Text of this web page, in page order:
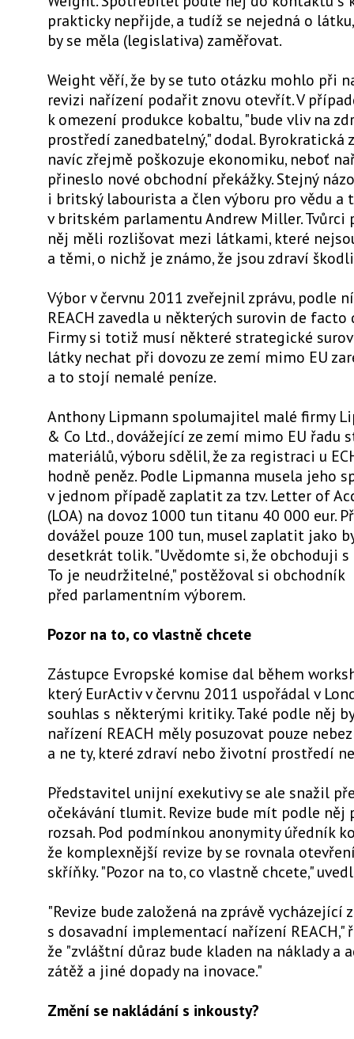
prakticky nepřijde, a tudíž se nejedná o
by se měla (legislativa) zaměřovat.
Weight věří, že by se tuto otázku mohlo při
revizi nařízení podařit znovu otevřít. V
k omezení produkce kobaltu, "bude vliv na
prostředí zanedbatelný," dodal. Byrokratická
navíc zřejmě poškozuje ekonomiku, neboť
přineslo nové obchodní překážky. Stejný
i britský labourista a člen výboru pro vědu a
v britském parlamentu Andrew Miller.
něj měli rozlišovat mezi látkami, které
a těmi, o nichž je známo, že jsou zdraví
Výbor v červnu 2011 zveřejnil zprávu, podle
REACH zavedla u některých surovin de facto
Firmy si totiž musí některé strategické
látky nechat při dovozu ze zemí mimo EU
a to stojí nemalé peníze.
Anthony Lipmann spolumajitel malé firmy
& Co Ltd., dovážející ze zemí mimo EU řadu
materiálů, výboru sdělil, že za registraci u
hodně peněz. Podle Lipmanna musela jeho
v jednom případě zaplatit za tzv. Letter of
(LOA) na dovoz 1000 tun titanu 40 000 eur.
dovážel pouze 100 tun, musel zaplatit jako
desetkrát tolik. "Uvědomte si, že obchoduji
To je neudržitelné," postěžoval si obchodník
před parlamentním výborem.
Pozor na to, co vlastně chcete
Zástupce Evropské komise dal během
který EurActiv v červnu 2011 uspořádal v
souhlas s některými kritiky. Také podle něj
nařízení REACH měly posuzovat pouze
a ne ty, které zdraví nebo životní prostředí
Představitel unijní exekutivy se ale snažil
očekávání tlumit. Revize bude mít podle něj
rozsah. Pod podmínkou anonymity úředník
že komplexnější revize by se rovnala
skříňky. "Pozor na to, co vlastně chcete,"
"Revize bude založená na zprávě vycházející
s dosavadní implementací nařízení REACH,"
že "zvláštní důraz bude kladen na náklady a
zátěž a jiné dopady na inovace."
Změní se nakládání s inkousty?